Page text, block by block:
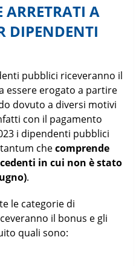
A
DIPENDENTI
pubblici riceveranno il
essere erogato a partire
dovuto a diversi motivi
con il pagamento
i dipendenti pubblici
checomprende
in cui non è stato
.
le categorie di
il bonus e gli
quali sono: